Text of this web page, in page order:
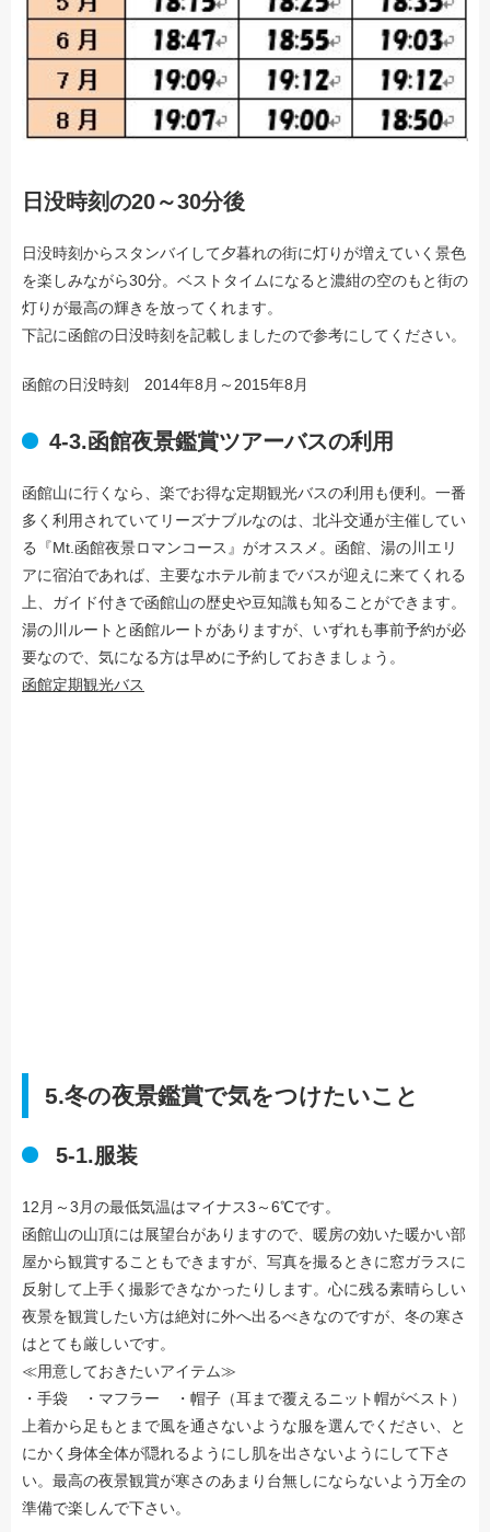
日没時刻の20～30分後
日没時刻からスタンバイして夕暮れの街に灯りが増えていく景色
を楽しみながら30分。ベストタイムになると濃紺の空のもと街の
灯りが最高の輝きを放ってくれます。
下記に函館の日没時刻を記載しましたので参考にしてください。
函館の日没時刻 2014年8月～2015年8月
4-3.函館夜景鑑賞ツアーバスの利用
函館山に行くなら、楽でお得な定期観光バスの利用も便利。一番
多く利用されていてリーズナブルなのは、北斗交通が主催してい
る『Mt.函館夜景ロマンコース』がオススメ。函館、湯の川エリ
アに宿泊であれば、主要なホテル前までバスが迎えに来てくれる
上、ガイド付きで函館山の歴史や豆知識も知ることができます。
湯の川ルートと函館ルートがありますが、いずれも事前予約が必
要なので、気になる方は早めに予約しておきましょう。
函館定期観光バス
5.冬の夜景鑑賞で気をつけたいこと
5-1.服装
12月～3月の最低気温はマイナス3～6℃です。
函館山の山頂には展望台がありますので、暖房の効いた暖かい部
屋から観賞することもできますが、写真を撮るときに窓ガラスに
反射して上手く撮影できなかったりします。心に残る素晴らしい
夜景を観賞したい方は絶対に外へ出るべきなのですが、冬の寒さ
はとても厳しいです。
≪用意しておきたいアイテム≫
・手袋 ・マフラー ・帽子（耳まで覆えるニット帽がベスト）
上着から足もとまで風を通さないような服を選んでください、と
にかく身体全体が隠れるようにし肌を出さないようにして下さ
い。最高の夜景観賞が寒さのあまり台無しにならないよう万全の
準備で楽しんで下さい。